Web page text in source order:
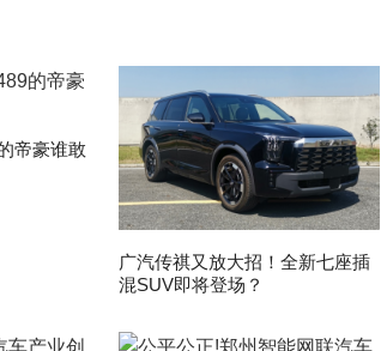
帝豪谁敢
广汽传祺又放大招！全新七座插
混SUV即将登场？